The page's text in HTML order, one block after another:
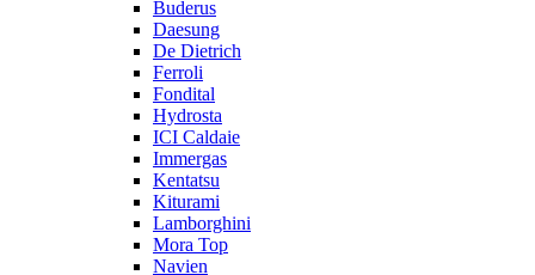
Buderus
Daesung
De Dietrich
Ferroli
Fondital
Hydrosta
ICI Caldaie
Immergas
Kentatsu
Kiturami
Lamborghini
Mora Top
Navien